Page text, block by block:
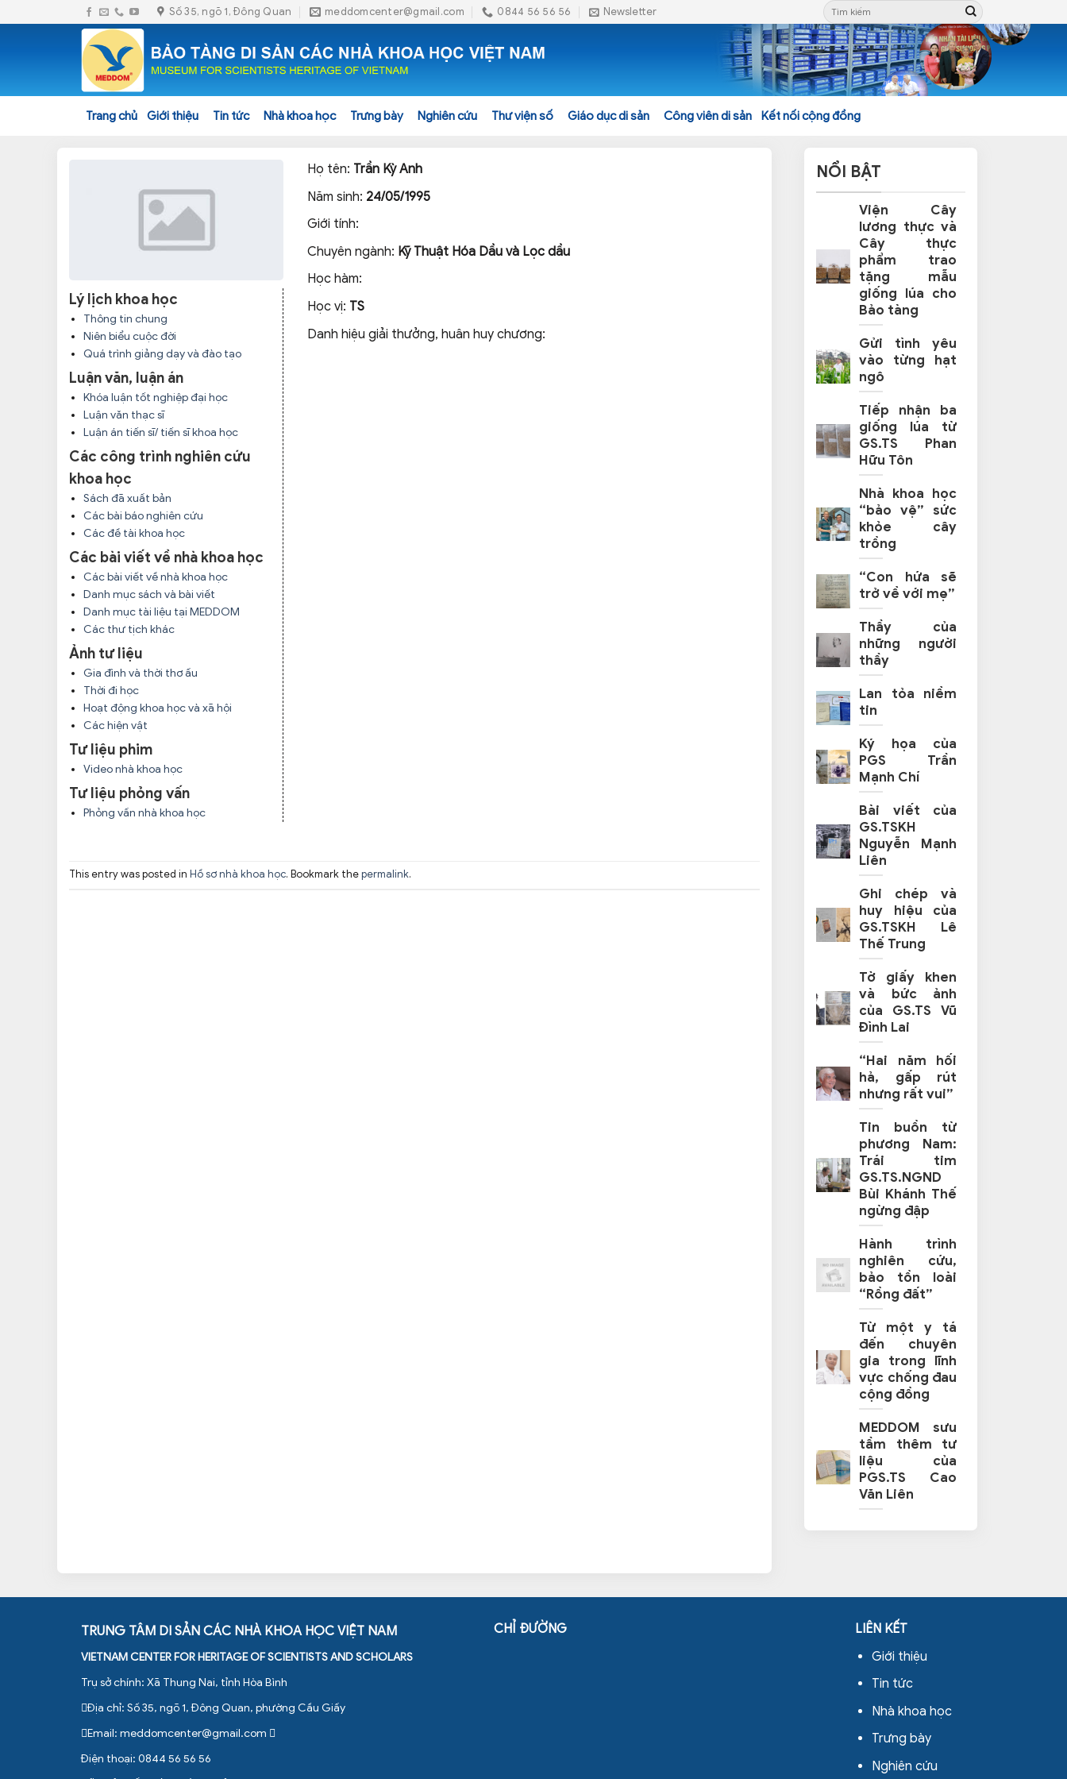
to
Số 35, ngõ 1, Đông Quan meddomcenter@gmail.com 0844 56 56 56 Newsletter
Trang chủ Giới thiệu Tin tức Nhà khoa học Trưng bày Nghiên cứu Thư viện số Giáo dục di sản Công viên di sản Kết nối cộng đồng
Lý lịch khoa học
Thông tin chung
Niên biểu cuộc đời
Quá trình giảng dạy và đào tạo
Luận văn, luận án
Khóa luận tốt nghiệp đại học
Luận văn thạc sĩ
Luận án tiến sĩ/ tiến sĩ khoa học
Các công trình nghiên cứu
khoa học
Sách đã xuất bản
Các bài báo nghiên cứu
Các đề tài khoa học
Các bài viết về nhà khoa học
Các bài viết về nhà khoa học
Danh mục sách và bài viết
Danh mục tài liệu tại MEDDOM
Các thư tịch khác
Ảnh tư liệu
Gia đình và thời thơ ấu
Thời đi học
Hoạt động khoa học và xã hội
Các hiện vật
Tư liệu phim
Video nhà khoa học
Tư liệu phỏng vấn
Phỏng vấn nhà khoa học
Họ tên: Trần Kỳ Anh
Năm sinh: 24/05/1995
Giới tính:
Chuyên ngành: Kỹ Thuật Hóa Dầu và Lọc dầu
Học hàm:
Học vị: TS
Danh hiệu giải thưởng, huân huy chương:
This entry was posted in Hồ sơ nhà khoa học. Bookmark thepermalink.
NỔI BẬT
Viện Cây
lương thực và
Cây thực
phẩm trao
tặng mẫu
giống lúa cho
Bảo tàng
Gửi tình yêu
vào từng hạt
ngô
Tiếp nhận ba
giống lúa từ
GS.TS Phan
Hữu Tôn
Nhà khoa học
“bảo vệ” sức
khỏe cây
trồng
“Con hứa sẽ
trở về với mẹ”
Thầy của
những người
thầy
Lan tỏa niềm
tin
Ký họa của
PGS Trần
Mạnh Chí
Bài viết của
GS.TSKH
Nguyễn Mạnh
Liên
Ghi chép và
huy hiệu của
GS.TSKH Lê
Thế Trung
Tờ giấy khen
và bức ảnh
của GS.TS Vũ
Đình Lai
“Hai năm hối
hả, gấp rút
nhưng rất vui”
Tin buồn từ
phương Nam:
Trái tim
GS.TS.NGND
Bùi Khánh Thế
ngừng đập
Hành trình
nghiên cứu,
bảo tồn loài
“Rồng đất”
Từ một y tá
đến chuyên
gia trong lĩnh
vực chống đau
cộng đồng
MEDDOM sưu
tầm thêm tư
liệu của
PGS.TS Cao
Văn Liên
TRUNG TÂM DI SẢN CÁC NHÀ KHOA HỌC VIỆT NAM
VIETNAM CENTER FOR HERITAGE OF SCIENTISTS AND SCHOLARS
Trụ sở chính: Xã Thung Nai, tỉnh Hòa Bình
Địa chỉ: Số 35, ngõ 1, Đông Quan, phường Cầu Giấy
Email: meddomcenter@gmail.com
Điện thoại: 0844 56 56 56
CHỈ ĐƯỜNG
LIÊN KẾT
Giới thiệu
Tin tức
Nhà khoa học
Trưng bày
Nghiên cứu